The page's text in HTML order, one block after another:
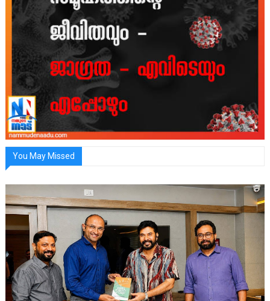
You May Missed